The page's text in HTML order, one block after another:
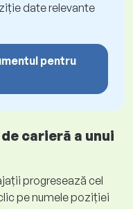
date relevante
pentru
carieră a unui
progresează cel
pe numele poziției